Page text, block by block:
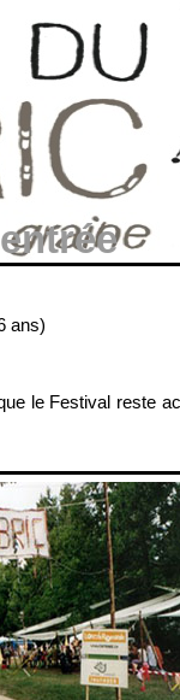
ans)
le Festival reste